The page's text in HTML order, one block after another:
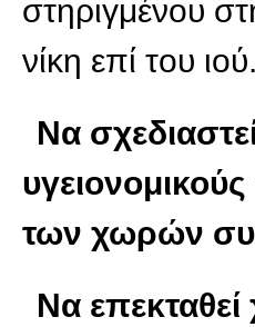
στηριγμένου
νίκη επί του ιού.
Να
των χωρών
Να